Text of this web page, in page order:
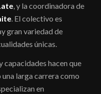
, y la coordinadora de
. El colectivo es
gran variedad de
únicas.
capacidades hacen que
larga carrera como
en